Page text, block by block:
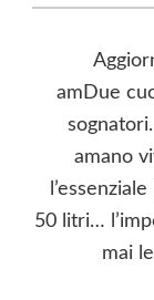
amDue
amano
50 litri…
mai